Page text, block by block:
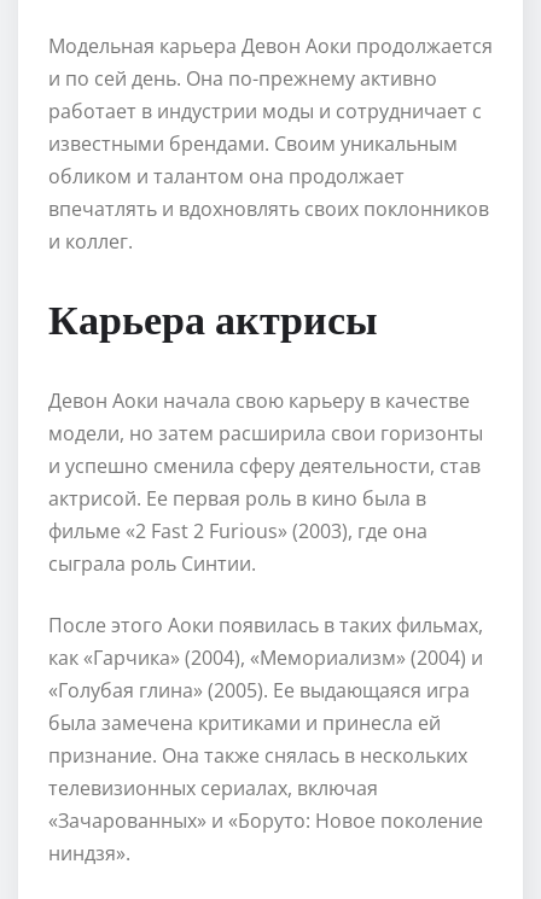
Модельная карьера Девон Аоки продолжается
и по сей день. Она по-прежнему активно
работает в индустрии моды и сотрудничает с
известными брендами. Своим уникальным
обликом и талантом она продолжает
впечатлять и вдохновлять своих поклонников
и коллег.
Карьера актрисы
Девон Аоки начала свою карьеру в качестве
модели, но затем расширила свои горизонты
и успешно сменила сферу деятельности, став
актрисой. Ее первая роль в кино была в
фильме «2 Fast 2 Furious» (2003), где она
сыграла роль Синтии.
После этого Аоки появилась в таких фильмах,
как «Гарчика» (2004), «Мемориализм» (2004) и
«Голубая глина» (2005). Ее выдающаяся игра
была замечена критиками и принесла ей
признание. Она также снялась в нескольких
телевизионных сериалах, включая
«Зачарованных» и «Боруто: Новое поколение
ниндзя».